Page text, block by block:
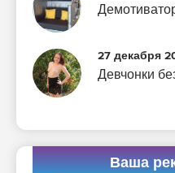
27 декабря
Девчонки
Ваша